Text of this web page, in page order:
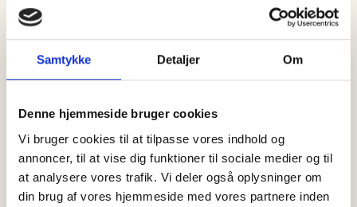
Samtykke Detaljer Om
Denne hjemmeside bruger cookies
Vi bruger cookies til at tilpasse vores indhold og
annoncer, til at vise dig funktioner til sociale medier og til
at analysere vores trafik. Vi deler også oplysninger om
din brug af vores hjemmeside med vores partnere inden
Efter en periode med forholdsvis ro blev der igen brug for
Skagens beredskab lørdag eftermiddag, og siden fulgte
yderligere to…